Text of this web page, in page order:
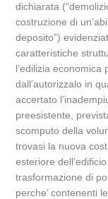
dichiarata
costruzione di
deposito”)
caratteristiche
l’edilizia economica
dall’autorizzalo in
accertato
preesistente,
scomputo della
trovasi la nuova
esteriore
trasformazione di
perche’ contenenti